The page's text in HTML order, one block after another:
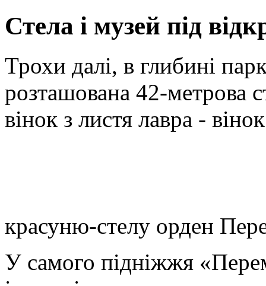
Стела і музей під
Трохи далі, в глибині
розташована 42-метрова
вінок з листя лавра -
красуню-стелу орден
У самого підніжжя